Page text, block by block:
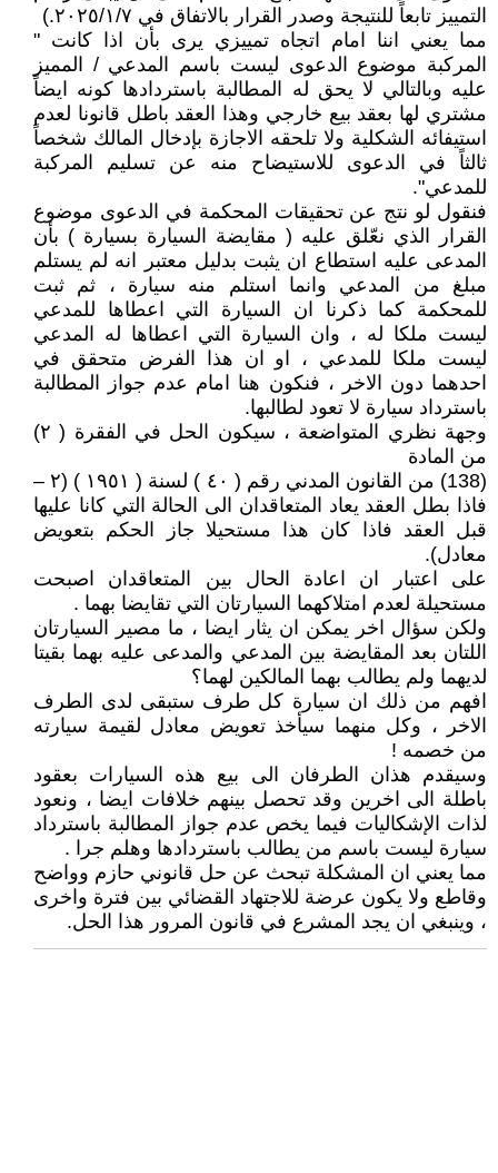
التمييز تابعاً للنتيجة وصدر القرار بالاتفاق في ٢٠٢٥/١/٧.)
مما يعني اننا امام اتجاه تمييزي يرى بأن اذا كانت "
المركبة موضوع الدعوى ليست باسم المدعي / المميز
عليه وبالتالي لا يحق له المطالبة باستردادها كونه ايضاً
مشتري لها بعقد بيع خارجي وهذا العقد باطل قانونا لعدم
استيفائه الشكلية ولا تلحقه الاجازة بإدخال المالك شخصاً
ثالثاً في الدعوى للاستيضاح منه عن تسليم المركبة
للمدعي".
فنقول لو نتج عن تحقيقات المحكمة في الدعوى موضوع
القرار الذي نعّلق عليه ( مقايضة السيارة بسيارة ) بأن
المدعى عليه استطاع ان يثبت بدليل معتبر انه لم يستلم
مبلغ من المدعي وانما استلم منه سيارة ، ثم ثبت
للمحكمة كما ذكرنا ان السيارة التي اعطاها للمدعي
ليست ملكا له ، وان السيارة التي اعطاها له المدعي
ليست ملكا للمدعي ، او ان هذا الفرض متحقق في
احدهما دون الاخر ، فنكون هنا امام عدم جواز المطالبة
باسترداد سيارة لا تعود لطالبها.
وجهة نظري المتواضعة ، سيكون الحل في الفقرة ( ٢)
من المادة
(138) من القانون المدني رقم ( ٤٠ ) لسنة ( ١٩٥١ ) (٢ –
فاذا بطل العقد يعاد المتعاقدان الى الحالة التي كانا عليها
قبل العقد فاذا كان هذا مستحيلا جاز الحكم بتعويض
معادل).
على اعتبار ان اعادة الحال بين المتعاقدان اصبحت
مستحيلة لعدم امتلاكهما السيارتان التي تقايضا بهما .
ولكن سؤال اخر يمكن ان يثار ايضا ، ما مصير السيارتان
اللتان بعد المقايضة بين المدعي والمدعى عليه بهما بقيتا
لديهما ولم يطالب بهما المالكين لهما؟
افهم من ذلك ان سيارة كل طرف ستبقى لدى الطرف
الاخر ، وكل منهما سيأخذ تعويض معادل لقيمة سيارته
من خصمه !
وسيقدم هذان الطرفان الى بيع هذه السيارات بعقود
باطلة الى اخرين وقد تحصل بينهم خلافات ايضا ، ونعود
لذات الإشكاليات فيما يخص عدم جواز المطالبة باسترداد
سيارة ليست باسم من يطالب باستردادها وهلم جرا .
مما يعني ان المشكلة تبحث عن حل قانوني حازم وواضح
وقاطع ولا يكون عرضة للاجتهاد القضائي بين فترة واخرى
، وينبغي ان يجد المشرع في قانون المرور هذا الحل.